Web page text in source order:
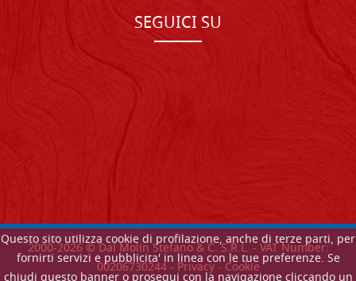
Questo sito utilizza cookie di profilazione, anche di terze parti, per
fornirti servizi e pubblicita' in linea con le tue preferenze. Se
SEGUICI SU
2000-2026© Dal Molin Stefano & C. S.R.L. - VAT Number:
00206730244 - Privacy-Cookie